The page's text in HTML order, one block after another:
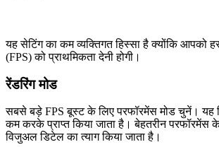
यह सेटिंग का कम व्यक्तिगत हिस्सा है क्योंकि आपको
(FPS) को प्राथमिकता देनी होगी।
रेंडरिंग मोड
सबसे बड़े FPS बूस्ट के लिए परफॉरमेंस मोड चुनें। यह
कम करके प्राप्त किया जाता है। बेहतरीन परफॉरमेंस
विजुअल डिटेल का त्याग किया जाता है।